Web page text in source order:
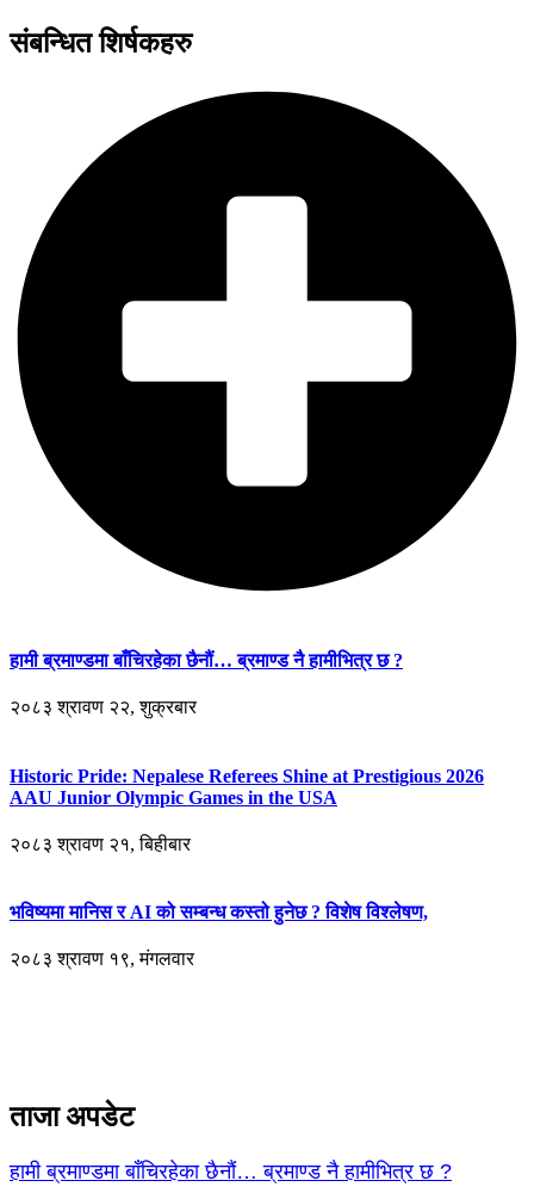
संबन्धित शिर्षकहरु
हामी ब्रमाण्डमा बाँचिरहेका छैनौं… ब्रमाण्ड नै हामीभित्र छ ?
२०८३ श्रावण २२, शुक्रबार
Historic Pride: Nepalese Referees Shine at Prestigious 2026
AAU Junior Olympic Games in the USA
२०८३ श्रावण २१, बिहीबार
भविष्यमा मानिस र AI को सम्बन्ध कस्तो हुनेछ ? विशेष विश्लेषण,
२०८३ श्रावण १९, मंगलवार
ताजा अपडेट
हामी ब्रमाण्डमा बाँचिरहेका छैनौं… ब्रमाण्ड नै हामीभित्र छ ?